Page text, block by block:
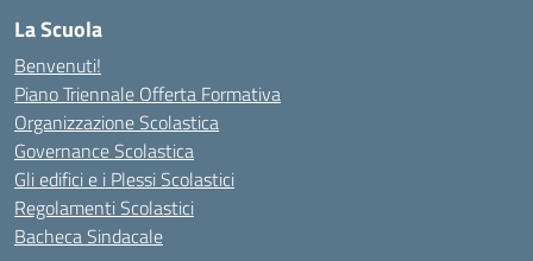
La Scuola
Benvenuti!
Piano Triennale Offerta Formativa
Organizzazione Scolastica
Governance Scolastica
Gli edifici e i Plessi Scolastici
Regolamenti Scolastici
Bacheca Sindacale